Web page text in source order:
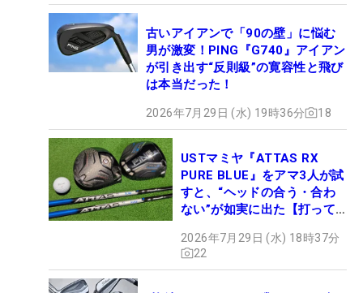
古いアイアンで「90の壁」に悩む
男が激変！PING『G740』アイアン
が引き出す“反則級”の寛容性と飛び
は本当だった！
2026年7月29日 (水) 19時36分 18
USTマミヤ『ATTAS RX
PURE BLUE』をアマ3人が試
すと、“ヘッドの合う・合わ
ない”が如実に出た【打って
2026年7月29日 (水) 18時37分
22